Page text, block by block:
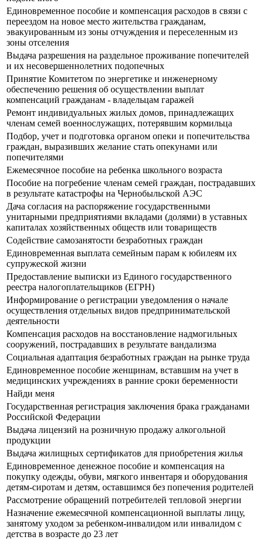
Единовременное пособие и компенсация расходов в связи с
переездом на новое место жительства гражданам,
эвакуированным из зоны отчуждения и переселенным из
зоны отселения
Выдача разрешения на раздельное проживание попечителей
и их несовершеннолетних подопечных
Принятие Комитетом по энергетике и инженерному
обеспечению решения об осуществлении выплат
компенсаций гражданам - владельцам гаражей
Ремонт индивидуальных жилых домов, принадлежащих
членам семей военнослужащих, потерявшим кормильца
Подбор, учет и подготовка органом опеки и попечительства
граждан, выразивших желание стать опекунами или
попечителями
Ежемесячное пособие на ребенка школьного возраста
Пособие на погребение членам семей граждан, пострадавших
в результате катастрофы на Чернобыльской АЭС
Дача согласия на распоряжение государственными
унитарными предприятиями вкладами (долями) в уставных
капиталах хозяйственных обществ или товариществ
Содействие самозанятости безработных граждан
Единовременная выплата семейным парам к юбилеям их
супружеской жизни
Предоставление выписки из Единого государственного
реестра налогоплательщиков (ЕГРН)
Информирование о регистрации уведомления о начале
осуществления отдельных видов предпринимательской
деятельности
Компенсация расходов на восстановление надмогильных
сооружений, пострадавших в результате вандализма
Социальная адаптация безработных граждан на рынке труда
Единовременное пособие женщинам, вставшим на учет в
медицинских учреждениях в ранние сроки беременности
Найди меня
Государственная регистрация заключения брака гражданами
Российской Федерации
Выдача лицензий на розничную продажу алкогольной
продукции
Выдача жилищных сертификатов для приобретения жилья
Единовременное денежное пособие и компенсация на
покупку одежды, обуви, мягкого инвентаря и оборудования
детям-сиротам и детям, оставшимся без попечения родителей
Рассмотрение обращений потребителей тепловой энергии
Назначение ежемесячной компенсационной выплаты лицу,
занятому уходом за ребенком-инвалидом или инвалидом с
детства в возрасте до 23 лет